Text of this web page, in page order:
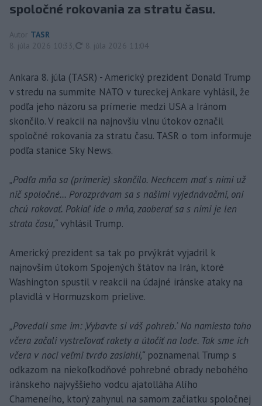
spoločné rokovania za stratu času.
Autor TASR
8. júla 2026 10:33
aktualizované
8. júla 2026 11:04
Ankara 8. júla (TASR) - Americký prezident Donald Trump
v stredu na summite NATO v tureckej Ankare vyhlásil, že
podľa jeho názoru sa prímerie medzi USA a Iránom
skončilo. V reakcii na najnovšiu vlnu útokov označil
spoločné rokovania za stratu času. TASR o tom informuje
podľa stanice Sky News.
„Podľa mňa sa (prímerie) skončilo. Nechcem mať s nimi už
nič spoločné... Porozprávam sa s našimi vyjednávačmi, oni
chcú rokovať. Pokiaľ ide o mňa, zaoberať sa s nimi je len
strata času,“vyhlásil Trump.
Americký prezident sa tak po prvýkrát vyjadril k
najnovším útokom Spojených štátov na Irán, ktoré
Washington spustil v reakcii na údajné iránske ataky na
plavidlá v Hormuzskom prielive.
„Povedali sme im: ‚Vybavte si váš pohreb.‘ No namiesto toho
včera začali vystreľovať rakety a útočiť na lode. Tak sme ich
včera v noci veľmi tvrdo zasiahli,“ poznamenal Trump s
odkazom na niekoľkodňové pohrebné obrady nebohého
iránskeho najvyššieho vodcu ajatolláha Alího
Chameneího, ktorý zahynul na samom začiatku spoločnej